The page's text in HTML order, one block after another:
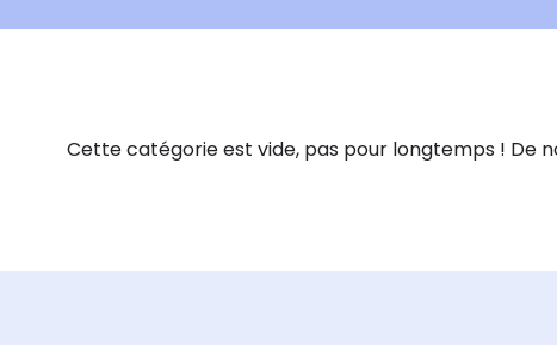
Cette catégorie est vide, pas pour longtemps ! De